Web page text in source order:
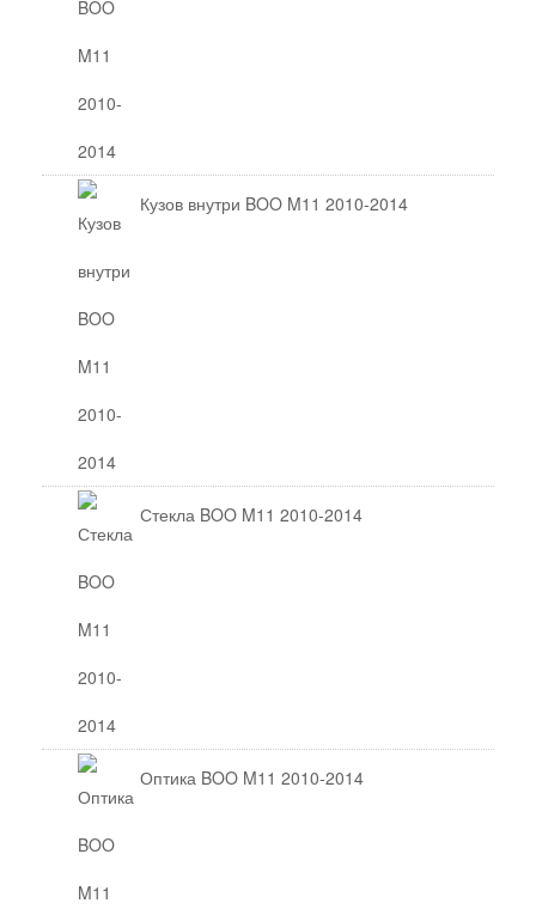
Кузов внутри BOO M11 2010-2014
Стекла BOO M11 2010-2014
Оптика BOO M11 2010-2014